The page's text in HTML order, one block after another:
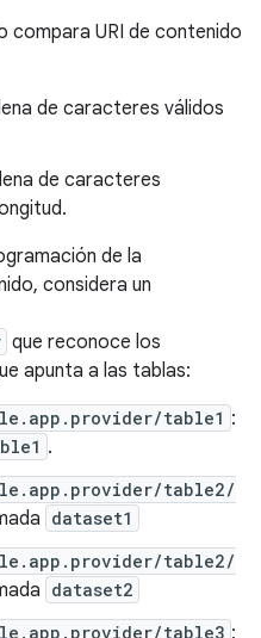
compara URI de contenido
de caracteres válidos
de caracteres
de la
considera un
que reconoce los
apunta a las tablas:
table1 :
.
table2/
dataset1
table2/
dataset2
table3 :